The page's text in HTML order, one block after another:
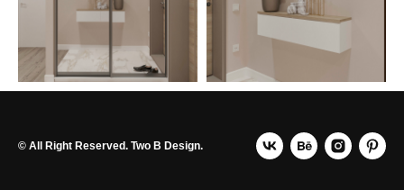
© All Right Reserved. Two B Design.